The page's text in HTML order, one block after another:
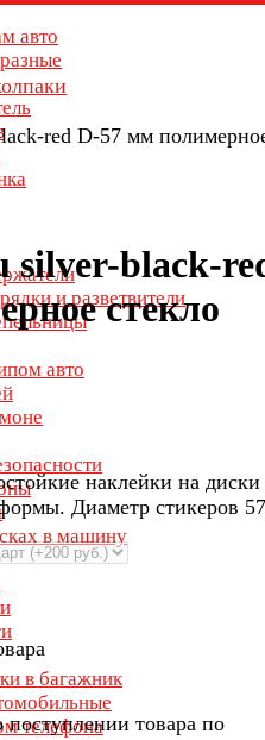
авто
и разветвители
авто
в машину
в багажник
телефона
red D-57 мм
silver-black-
стекло
наклейки на
Диаметр стикеров
товара по